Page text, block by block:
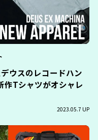
ウスのレコードハン
作Tシャツがオシャレ
2023.05.7 UP